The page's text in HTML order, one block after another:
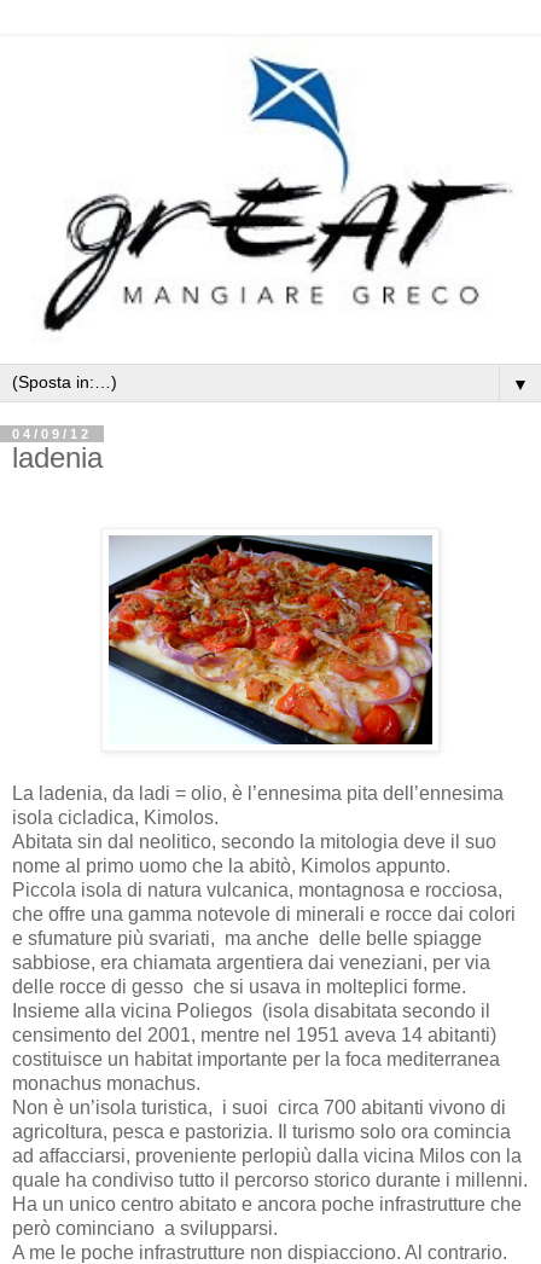
▼
04/09/12
ladenia
La ladenia, da ladi = olio, è l’ennesima pita dell’ennesima
isola cicladica, Kimolos.
Abitata sin dal neolitico, secondo la mitologia deve il suo
nome al primo uomo che la abitò, Kimolos appunto.
Piccola isola di natura vulcanica, montagnosa e rocciosa,
che offre una gamma notevole di minerali e rocce dai colori
e sfumature più svariati, ma anche delle belle spiagge
sabbiose, era chiamata argentiera dai veneziani, per via
delle rocce di gesso che si usava in molteplici forme.
Insieme alla vicina Poliegos (isola disabitata secondo il
censimento del 2001, mentre nel 1951 aveva 14 abitanti)
costituisce un habitat importante per la foca mediterranea
monachus monachus.
Non è un’isola turistica, i suoi circa 700 abitanti vivono di
agricoltura, pesca e pastorizia. Il turismo solo ora comincia
ad affacciarsi, proveniente perlopiù dalla vicina Milos con la
quale ha condiviso tutto il percorso storico durante i millenni.
Ha un unico centro abitato e ancora poche infrastrutture che
però cominciano a svilupparsi.
A me le poche infrastrutture non dispiacciono. Al contrario.